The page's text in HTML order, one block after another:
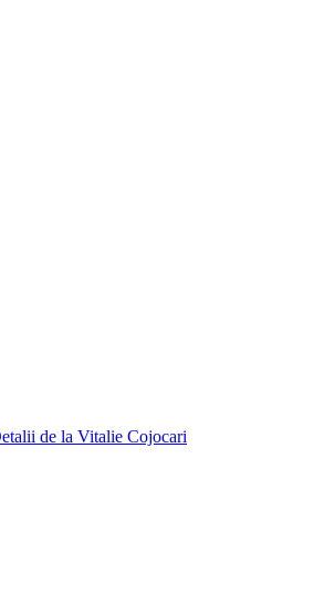
de la Vitalie Cojocari